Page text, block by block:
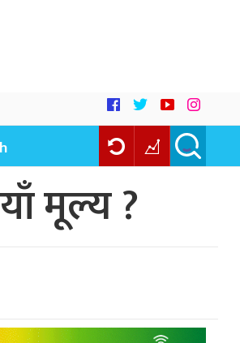
मूल्य ?